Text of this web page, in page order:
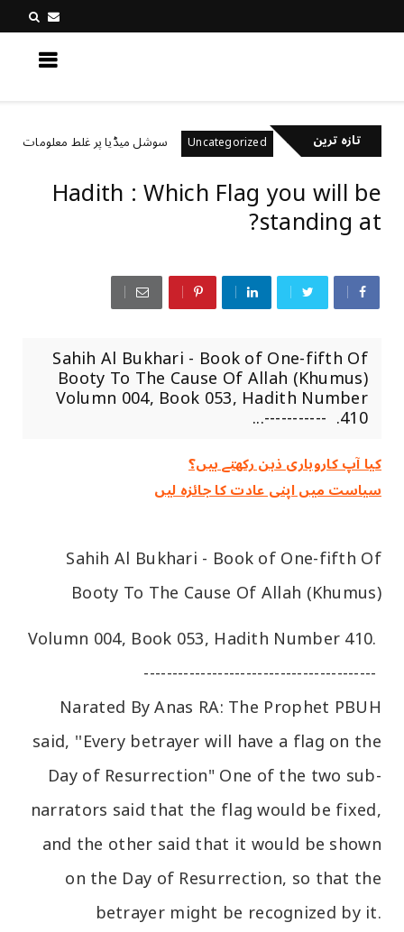
تازہ ترین
رکھتے ہیں؟ Uncategorized سوشل میڈیا پر غلط معلومات کیسے
Hadith : Which Flag you will be
standing at?
Sahih Al Bukhari - Book of One-fifth Of
Booty To The Cause Of Allah (Khumus)
Volumn 004, Book 053, Hadith Number
410. -----------...
کیا آپ کاروباری ذہن رکھتے ہیں؟
سیاست میں اپنی عادت کا جائزہ لیں
Sahih Al Bukhari - Book of One-fifth Of
Booty To The Cause Of Allah (Khumus)
Volumn 004, Book 053, Hadith Number 410.
-----------------------------------------
Narated By Anas RA: The Prophet PBUH
said, ''Every betrayer will have a flag on the
Day of Resurrection" One of the two sub-
narrators said that the flag would be fixed,
and the other said that it would be shown
on the Day of Resurrection, so that the
betrayer might be recognized by it.